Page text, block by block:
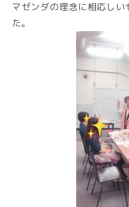
マゼンダの理念に相応し
た。